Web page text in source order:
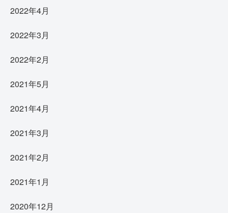
2022年4月
2022年3月
2022年2月
2021年5月
2021年4月
2021年3月
2021年2月
2021年1月
2020年12月